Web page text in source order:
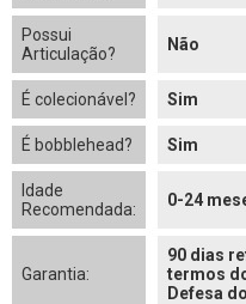
Possui
Articulação?
Não
É colecionável? Sim
É bobblehead? Sim
Idade
Recomendada:
0-24
Garantia:
90 dias
termos
Defesa